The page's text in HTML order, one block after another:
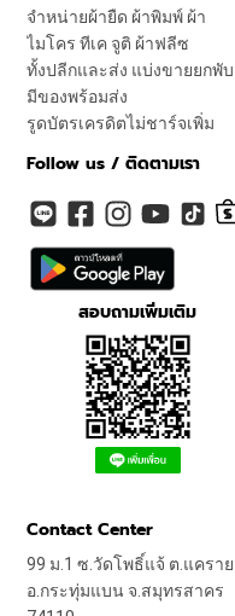
จำหน่ายผ้ายืด ผ้าพิมพ์ ผ้า
ไมโคร ทีเค จูติ ผ้าฟลีซ
ทั้งปลีกและส่ง แบ่งขายยกพับ
มีของพร้อมส่ง
รูดบัตรเครดิตไม่ชาร์จเพิ่ม
Follow us / ติดตามเรา
สอบถามเพิ่มเติม
Contact Center
99 ม.1 ซ.วัดโพธิ์แจ้ ต.แคราย
อ.กระทุ่มแบน จ.สมุทรสาคร